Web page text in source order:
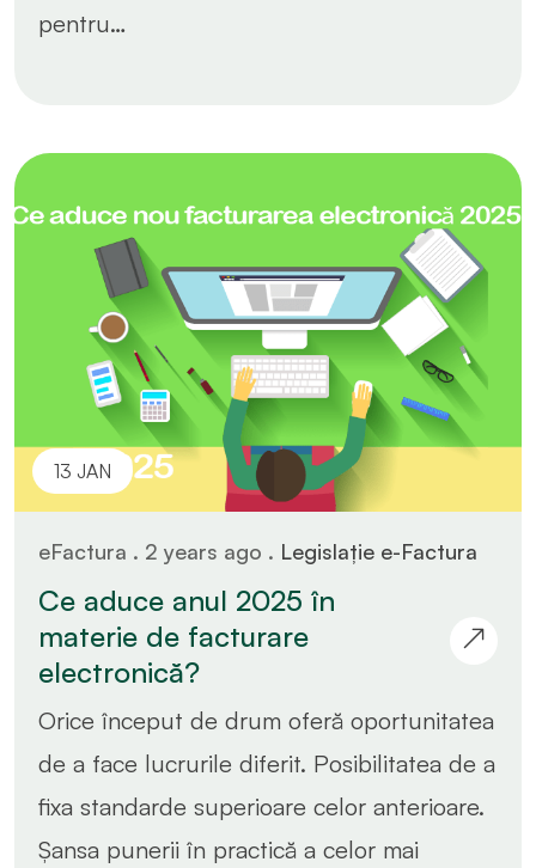
pentru…
13 JAN
eFactura . 2 years ago . Legislație e-Factura
Ce aduce anul 2025 în
materie de facturare
electronică?
Orice început de drum oferă oportunitatea
de a face lucrurile diferit. Posibilitatea de a
fixa standarde superioare celor anterioare.
Șansa punerii în practică a celor mai